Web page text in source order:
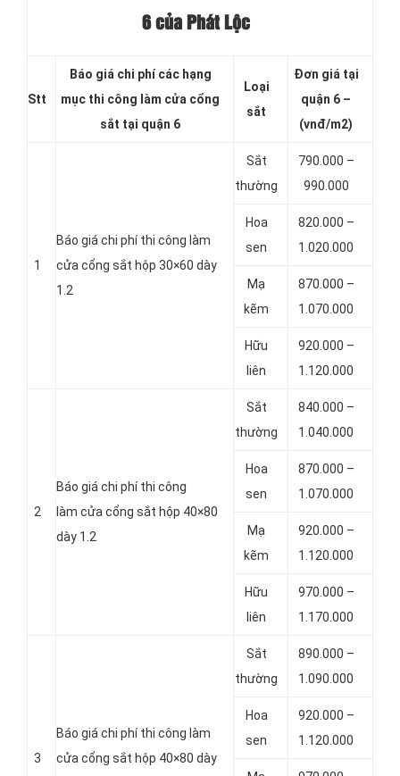
6 của Phát Lộc
Stt
Báo giá chi phí các hạng
mục thi công làm cửa cổng
sắt tại quận 6
Loại
sắt
Đơn giá tại
quận 6 –
(vnđ/m2)
1
Báo giá chi phí thi công làm
cửa cổng sắt hộp 30×60 dày
1.2
Sắt
thường
790.000 –
990.000
Hoa
sen
820.000 –
1.020.000
Mạ
kẽm
870.000 –
1.070.000
Hữu
liên
920.000 –
1.120.000
2
Báo giá chi phí thi công
làm cửa cổng sắt hộp 40×80
dày 1.2
Sắt
thường
840.000 –
1.040.000
Hoa
sen
870.000 –
1.070.000
Mạ
kẽm
920.000 –
1.120.000
Hữu
liên
970.000 –
1.170.000
3
Báo giá chi phí thi công làm
cửa cổng sắt hộp 40×80 dày
Sắt
thường
890.000 –
1.090.000
Hoa
sen
920.000 –
1.120.000